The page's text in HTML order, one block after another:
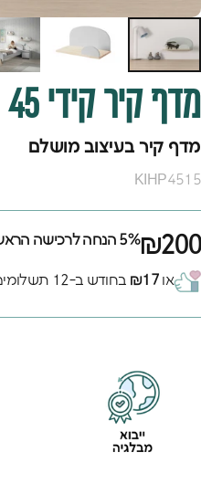
מדףקירקידי45
מדף קיר בעיצוב מושלם
KIHP4515
₪2005% הנחה לרכישה הראשונה,
או₪17 בחודש ב-12 תשלומים, ללא ריבית